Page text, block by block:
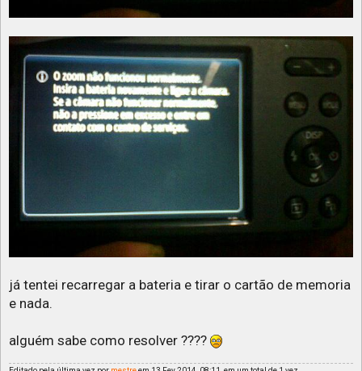
já tentei recarregar a bateria e tirar o cartão de memoria
e nada.
alguém sabe como resolver ????